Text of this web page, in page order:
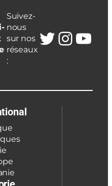
Suivez-
nous
sur nos
réseaux
:
Twitter